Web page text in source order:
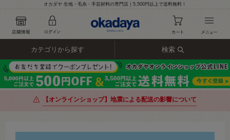
オカダヤ 生地・毛糸・手芸材料の専門店｜5,500円以上で送料無料！
カテゴリから探す 検索
【オンラインショップ】地震による配送の影響について